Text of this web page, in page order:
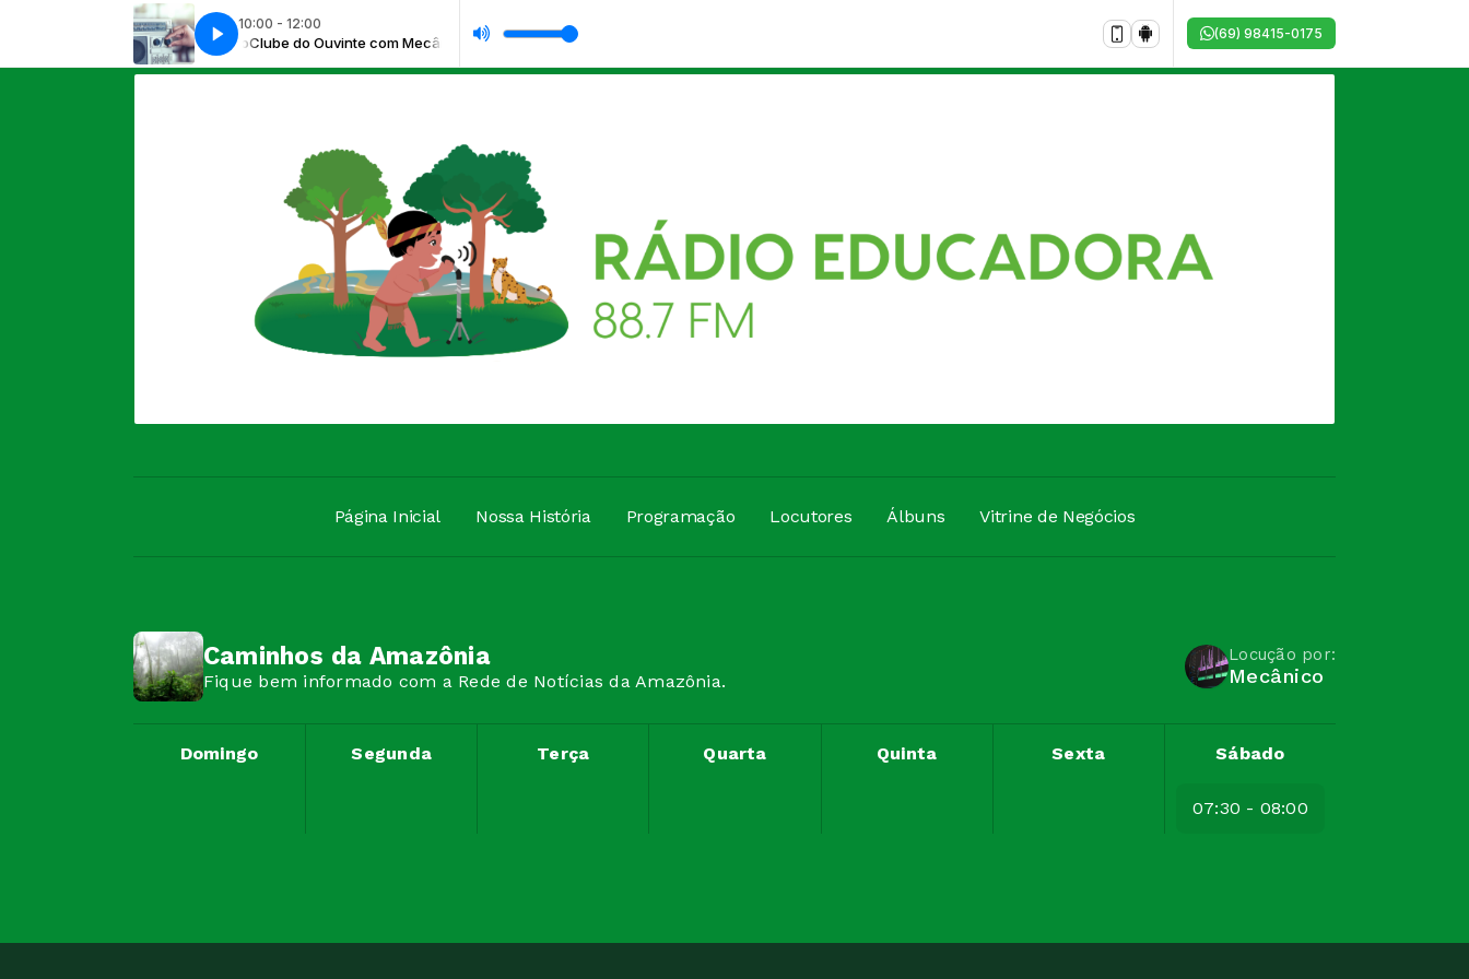
10:00 - 12:00
Clube do Ouvinte com Mecânico Clube do Ouvinte com Mecânico
(69) 98415-0175
Página Inicial Nossa História Programação Locutores Álbuns Vitrine de Negócios
Caminhos da Amazônia
Fique bem informado com a Rede de Notícias da Amazônia.
Locução por:
Mecânico
Domingo Segunda Terça Quarta Quinta Sexta Sábado
07:30 - 08:00